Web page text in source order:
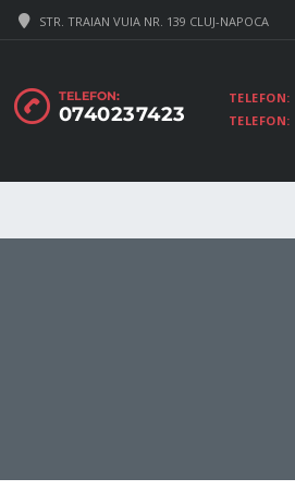
STR. TRAIAN VUIA NR. 139 CLUJ-NAPOCA
TELEFON:
TELEFON:
TELEFON:
0740237423